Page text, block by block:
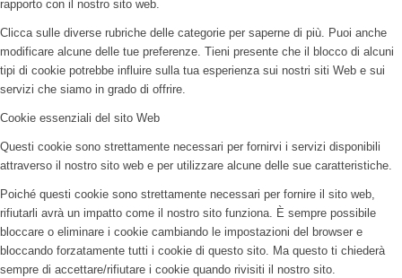
rapporto con il nostro sito web.
Clicca sulle diverse rubriche delle categorie per saperne di più. Puoi anche
modificare alcune delle tue preferenze. Tieni presente che il blocco di alcuni
tipi di cookie potrebbe influire sulla tua esperienza sui nostri siti Web e sui
servizi che siamo in grado di offrire.
Cookie essenziali del sito Web
Questi cookie sono strettamente necessari per fornirvi i servizi disponibili
attraverso il nostro sito web e per utilizzare alcune delle sue caratteristiche.
Poiché questi cookie sono strettamente necessari per fornire il sito web,
rifiutarli avrà un impatto come il nostro sito funziona. È sempre possibile
bloccare o eliminare i cookie cambiando le impostazioni del browser e
bloccando forzatamente tutti i cookie di questo sito. Ma questo ti chiederà
sempre di accettare/rifiutare i cookie quando rivisiti il nostro sito.